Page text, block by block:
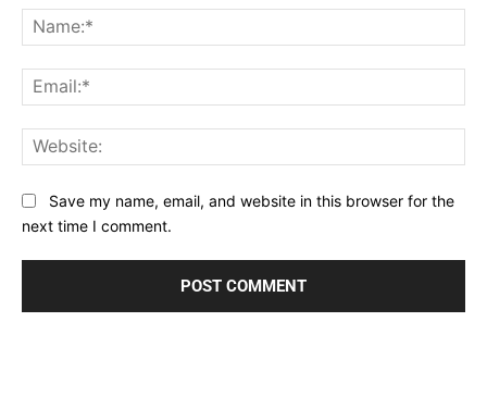
Save my name, email, and website in this browser for the
next time I comment.